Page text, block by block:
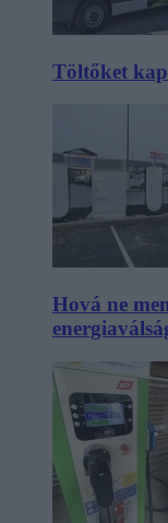
Töltőket
Hová ne